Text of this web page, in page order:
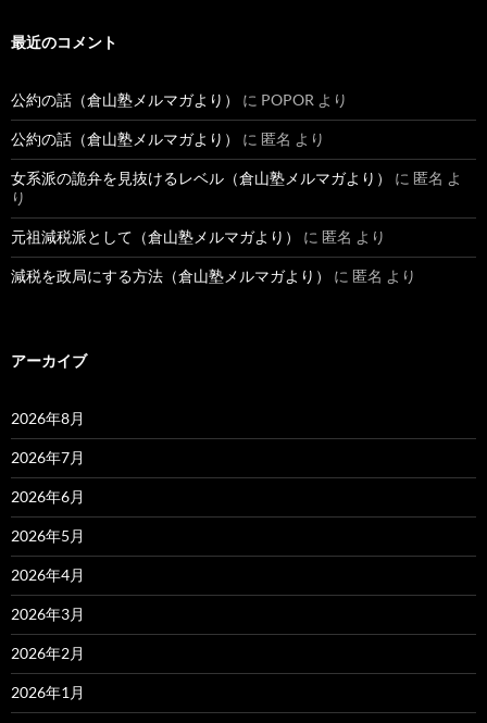
最近のコメント
公約の話（倉山塾メルマガより） に POPOR より
公約の話（倉山塾メルマガより） に 匿名 より
女系派の詭弁を見抜けるレベル（倉山塾メルマガより） に 匿名 よ
り
元祖減税派として（倉山塾メルマガより） に 匿名 より
減税を政局にする方法（倉山塾メルマガより） に 匿名 より
アーカイブ
2026年8月
2026年7月
2026年6月
2026年5月
2026年4月
2026年3月
2026年2月
2026年1月